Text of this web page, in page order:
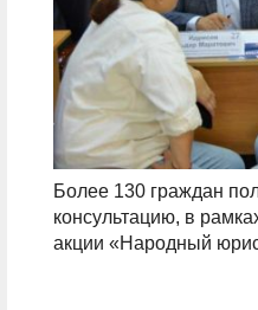
Более 130 граждан
консультацию, в
акции «Народный